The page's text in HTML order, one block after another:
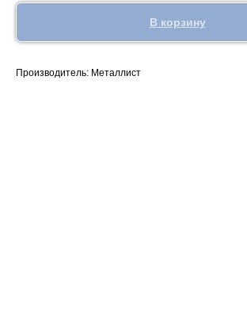
В корзину
Производитель: Металлист